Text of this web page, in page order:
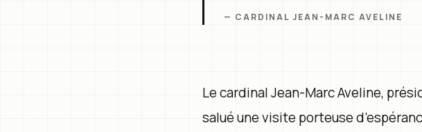
— CARDINAL JEAN-MARC AVELINE
Le cardinal Jean-Marc Aveline,
salué une visite porteuse